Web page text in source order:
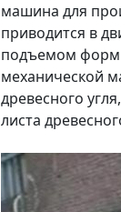
машина для
приводится в
подъемом
механической
древесного
листа